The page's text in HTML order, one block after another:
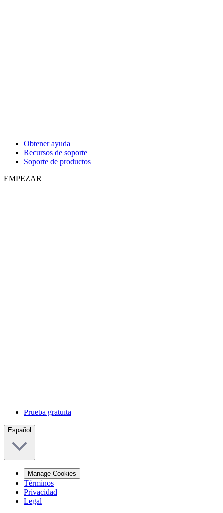
Obtener ayuda
Recursos de soporte
Soporte de productos
EMPEZAR
Prueba gratuita
Español
Manage Cookies
Términos
Privacidad
Legal